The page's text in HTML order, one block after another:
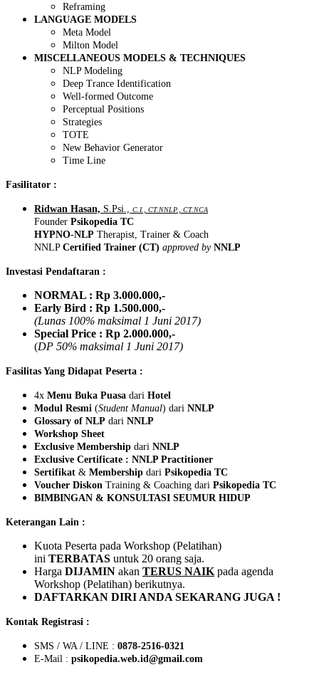
Reframing
LANGUAGE MODELS
Meta Model
Milton Model
MISCELLANEOUS MODELS & TECHNIQUES
NLP Modeling
Deep Trance Identification
Well-formed Outcome
Perceptual Positions
Strategies
TOTE
New Behavior Generator
Time Line
Fasilitator :
Ridwan Hasan, S.Psi., C.I., CT.NNLP., CT.NCA
Founder Psikopedia TC
HYPNO-NLP Therapist, Trainer & Coach
NNLP Certified Trainer (CT) approved by NNLP
Investasi Pendaftaran :
NORMAL : Rp 3.000.000,-
Early Bird : Rp 1.500.000,-
(Lunas 100% maksimal 1 Juni 2017)
Special Price : Rp 2.000.000,-
(DP 50% maksimal 1 Juni 2017)
Fasilitas Yang Didapat Peserta :
4x Menu Buka Puasa dari Hotel
Modul Resmi (Student Manual) dari NNLP
Glossary of NLP dari NNLP
Workshop Sheet
Exclusive Membership dari NNLP
Exclusive Certificate : NNLP Practitioner
Sertifikat & Membership dari Psikopedia TC
Voucher Diskon Training & Coaching dari Psikopedia TC
BIMBINGAN & KONSULTASI SEUMUR HIDUP
Keterangan Lain :
Kuota Peserta pada Workshop (Pelatihan)
ini TERBATAS untuk 20 orang saja.
Harga DIJAMIN akan TERUS NAIK pada agenda
Workshop (Pelatihan) berikutnya.
DAFTARKAN DIRI ANDA SEKARANG JUGA !
Kontak Registrasi :
SMS / WA / LINE : 0878-2516-0321
E-Mail : psikopedia.web.id@gmail.com